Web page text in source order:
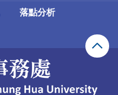
落點分析